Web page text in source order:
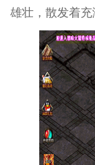
雄壮，散发着充